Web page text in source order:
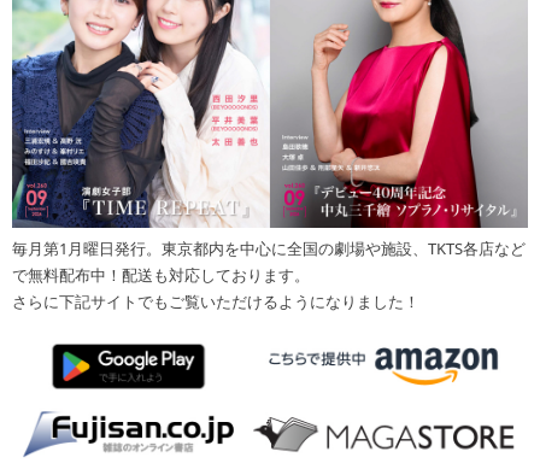
毎月第1月曜日発行。東京都内を中心に全国の劇場や施設、TKTS各店など
で無料配布中！配送も対応しております。
さらに下記サイトでもご覧いただけるようになりました！